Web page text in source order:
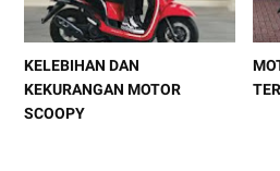
KELEBIHAN DAN
KEKURANGAN MOTOR
SCOOPY